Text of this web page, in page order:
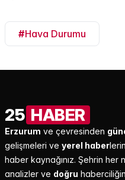
#Hava Durumu
25 HABER
Erzurum ve çevresinden
gelişmeleri ve yerel haber
haber kaynağınız. Şehrin her
analizler ve doğru